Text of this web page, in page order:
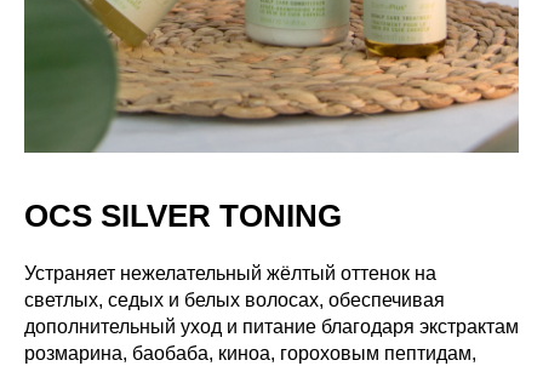
OCS SILVER TONING
Устраняет нежелательный жёлтый оттенок на
светлых, седых и белых волосах, обеспечивая
дополнительный уход и питание благодаря экстрактам
розмарина, баобаба, киноа, гороховым пептидам,